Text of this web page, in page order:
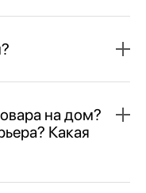
на дом?
Какая